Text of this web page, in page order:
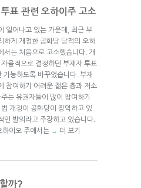
표 관련 오하이주 고소
일어나고 있는 가운데, 최근 부
하게 개정한 공화당 당적의 오하
서는 처음으로 고소했습니다. 개
율적으로 결정하던 부재자 투표
능하도록 바꾸었습니다. 부재
참여하기 어려운 젊은 층과 저소
는 유권자들이 많이 참여하기
개정이 공화당이 장악하고 있
인 발의라고 주장하고 있습니다.
하이오 주에서는 → 더 보기
까?